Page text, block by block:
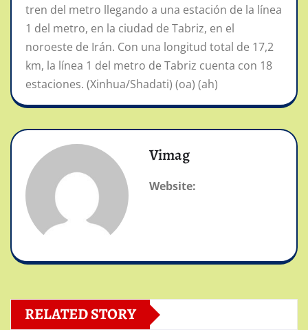
tren del metro llegando a una estación de la línea
1 del metro, en la ciudad de Tabriz, en el
noroeste de Irán. Con una longitud total de 17,2
km, la línea 1 del metro de Tabriz cuenta con 18
estaciones. (Xinhua/Shadati) (oa) (ah)
Vimag
Website:
RELATED STORY